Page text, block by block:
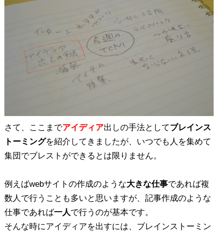
さて、ここまでアイディア出しの手法としてブレインス
トーミングを紹介してきましたが、いつでも人を集めて
集団でブレストができるとは限りません。
例えばwebサイトの作成のような大きな仕事であれば複
数人で行うことも多いと思いますが、記事作成のような
仕事であれば一人で行うのが基本です。
そんな時にアイディアを出すには、ブレインストーミン